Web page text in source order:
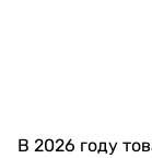
В 2026 году